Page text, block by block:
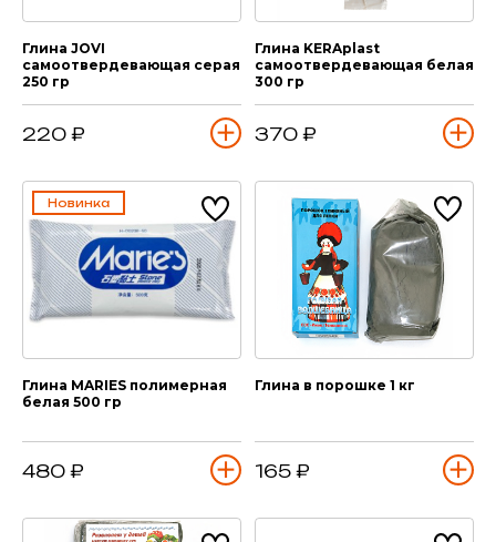
Глина JOVI
самоотвердевающая серая
250 гр
220 ₽
Глина KERAplast
самоотвердевающая белая
300 гр
370 ₽
Новинка
Глина MARIES полимерная
белая 500 гр
480 ₽
Глина в порошке 1 кг
165 ₽